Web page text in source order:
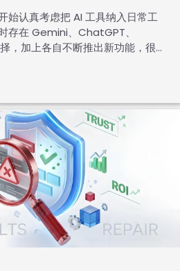
始认真考虑把 AI 工具纳入日常工
存在 Gemini、ChatGPT、
，加上各自不断推出新功能，很多